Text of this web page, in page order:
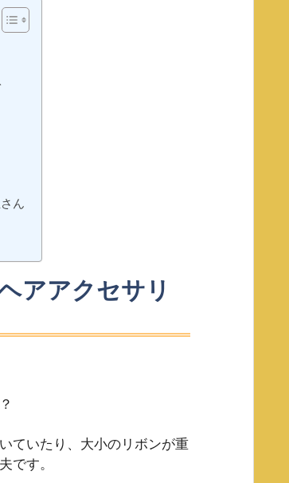
ん
アアクセサリ
ていたり、大小のリボンが重
です。